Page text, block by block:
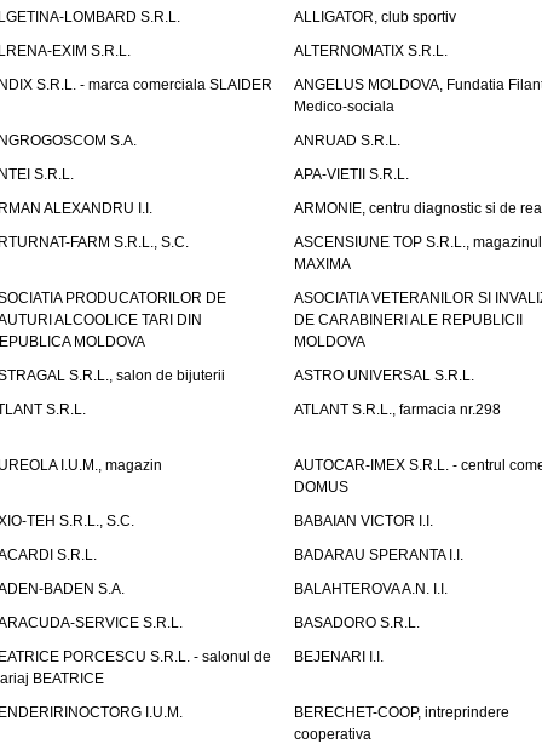
LOMBARD S.R.L.
ALLIGATOR, club sportiv
EXIM S.R.L.
ALTERNOMATIX S.R.L.
S.R.L. - marca comerciala SLAIDER
ANGELUS MOLDOVA, Fundatia
Medico-sociala
S.A.
ANRUAD S.R.L.
S.R.L.
APA-VIETII S.R.L.
ALEXANDRU I.I.
ARMONIE, centru diagnostic si de
FARM S.R.L., S.C.
ASCENSIUNE TOP S.R.L., magazinul
MAXIMA
PRODUCATORILOR DE
ALCOOLICE TARI DIN
MOLDOVA
ASOCIATIA VETERANILOR SI
DE CARABINERI ALE REPUBLICII
MOLDOVA
S.R.L., salon de bijuterii
ASTRO UNIVERSAL S.R.L.
S.R.L.
ATLANT S.R.L., farmacia nr.298
I.U.M., magazin
AUTOCAR-IMEX S.R.L. - centrul
DOMUS
TEH S.R.L., S.C.
BABAIAN VICTOR I.I.
S.R.L.
BADARAU SPERANTA I.I.
BADEN S.A.
BALAHTEROVA A.N. I.I.
SERVICE S.R.L.
BASADORO S.R.L.
PORCESCU S.R.L. - salonul de
BEATRICE
BEJENARI I.I.
I.U.M.
BERECHET-COOP, intreprindere
cooperativa